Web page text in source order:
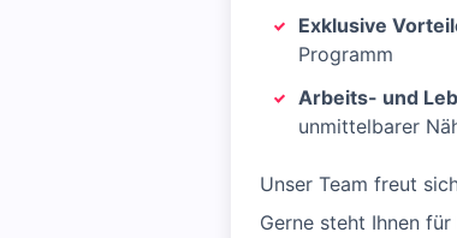
Exklusive
Programm
Arbeits- und
unmittelbarer
Unser Team freut
Gerne steht Ihnen